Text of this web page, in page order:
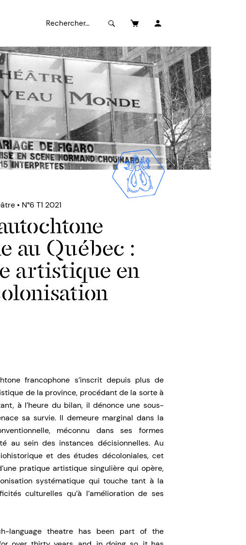
• N°6 T1 2021
au Québec :
artistique en
francophone s’inscrit depuis plus de
de la province, procédant de la sorte à
à l’heure du bilan, il dénonce une sous-
sa survie. Il demeure marginal dans la
méconnu dans ses formes
au sein des instances décisionnelles. Au
et des études décoloniales, cet
pratique artistique singulière qui opère,
systématique qui touche tant à la
culturelles qu’à l’amélioration de ses
language theatre has been part of the